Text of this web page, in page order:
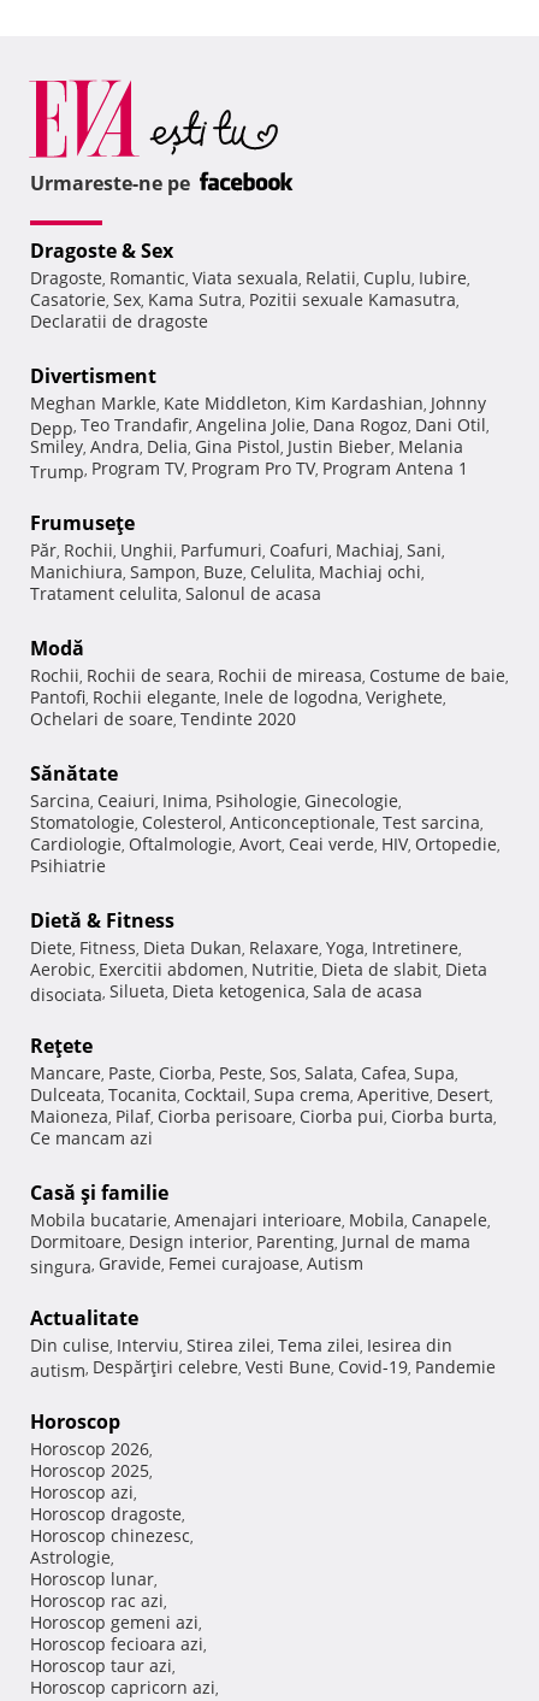
Urmareste-ne pe
Dragoste & Sex
Dragoste, Romantic, Viata sexuala, Relatii, Cuplu, Iubire,
Casatorie, Sex, Kama Sutra, Pozitii sexuale Kamasutra,
Declaratii de dragoste
Divertisment
Meghan Markle, Kate Middleton, Kim Kardashian, Johnny
Depp, Teo Trandafir, Angelina Jolie, Dana Rogoz, Dani Otil,
Smiley, Andra, Delia, Gina Pistol, Justin Bieber, Melania
Trump, Program TV, Program Pro TV, Program Antena 1
Frumuseţe
Păr, Rochii, Unghii, Parfumuri, Coafuri, Machiaj, Sani,
Manichiura, Sampon, Buze, Celulita, Machiaj ochi,
Tratament celulita, Salonul de acasa
Modă
Rochii, Rochii de seara, Rochii de mireasa, Costume de baie,
Pantofi, Rochii elegante, Inele de logodna, Verighete,
Ochelari de soare, Tendinte 2020
Sănătate
Sarcina, Ceaiuri, Inima, Psihologie, Ginecologie,
Stomatologie, Colesterol, Anticonceptionale, Test sarcina,
Cardiologie, Oftalmologie, Avort, Ceai verde, HIV, Ortopedie,
Psihiatrie
Dietă & Fitness
Diete, Fitness, Dieta Dukan, Relaxare, Yoga, Intretinere,
Aerobic, Exercitii abdomen, Nutritie, Dieta de slabit, Dieta
disociata, Silueta, Dieta ketogenica, Sala de acasa
Reţete
Mancare, Paste, Ciorba, Peste, Sos, Salata, Cafea, Supa,
Dulceata, Tocanita, Cocktail, Supa crema, Aperitive, Desert,
Maioneza, Pilaf, Ciorba perisoare, Ciorba pui, Ciorba burta,
Ce mancam azi
Casă şi familie
Mobila bucatarie, Amenajari interioare, Mobila, Canapele,
Dormitoare, Design interior, Parenting, Jurnal de mama
singura, Gravide, Femei curajoase, Autism
Actualitate
Din culise, Interviu, Stirea zilei, Tema zilei, Iesirea din
autism, Despărţiri celebre, Vesti Bune, Covid-19, Pandemie
Horoscop
Horoscop 2026,
Horoscop 2025,
Horoscop azi,
Horoscop dragoste,
Horoscop chinezesc,
Astrologie,
Horoscop lunar,
Horoscop rac azi,
Horoscop gemeni azi,
Horoscop fecioara azi,
Horoscop taur azi,
Horoscop capricorn azi,